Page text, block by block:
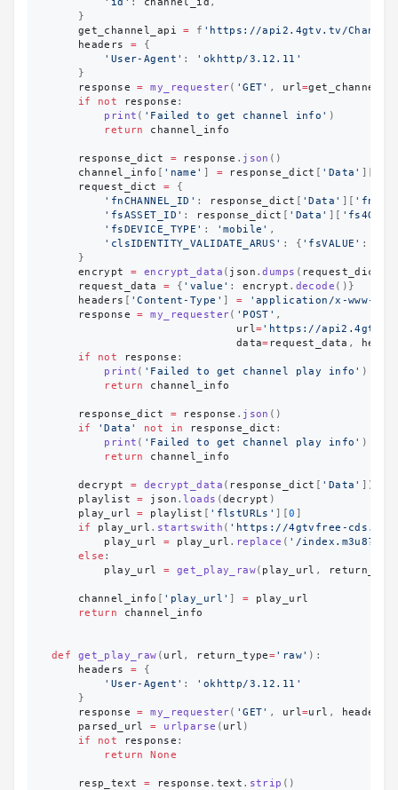
}
get_channel_api
= f ' https://api2.4gtv.tv/Channel/
headers
=
{
' User-Agent ' : ' okhttp/3.12.11 '
}
response
= my_requester( 'GET' , url=
if
not response :
print ( ' Failed to get channel info ' )
return
channel_info
response_dict = response . json ()
channel_info [ ' name ' ] = response_dict [ ' Data ' ][
request_dict
=
{
' fnCHANNEL_ID ' : response_dict [ 'Data ' ][ ' fnID
' fsASSET_ID ' : response_dict [ ' Data ' ][ '
' fsDEVICE_TYPE ' : ' mobile ' ,
' clsIDENTITY_VALIDATE_ARUS ' : { ' fsVALUE ' :
}
encrypt
= encrypt_data ( json .dumps ( request_dict
request_data
= { ' value ' : encrypt . decode ()}
headers [ 'Content-Type ' ] = 'application/x-www-
response
= my_requester( ' POST ' ,
url=' https://api2.4gtv.tv/
data= request_data ,
if
not response :
print ( ' Failed to get channel play info ' )
return
channel_info
response_dict = response . json ()
if
'Data ' not in response_dict :
print ( ' Failed to get channel play info ' )
return
channel_info
decrypt = decrypt_data ( response_dict [ ' Data ' ])
playlist
= json .loads (decrypt )
play_url
= playlist [ ' flstURLs ' ][0 ]
if
play_url . startswith ( ' https://4gtvfree-
play_url
= play_url . replace ( ' /index.m3u8?
else :
play_url
= get_play_raw( play_url ,
channel_info [ ' play_url ' ] =
play_url
return
channel_info
def get_play_raw ( url , return_type=' raw' ):
headers
=
{
' User-Agent ' : ' okhttp/3.12.11 '
}
response
= my_requester( 'GET' , url=url , headers
parsed_url
= urlparse ( url )
if
not response :
return
None
resp_text = response . text . strip ()